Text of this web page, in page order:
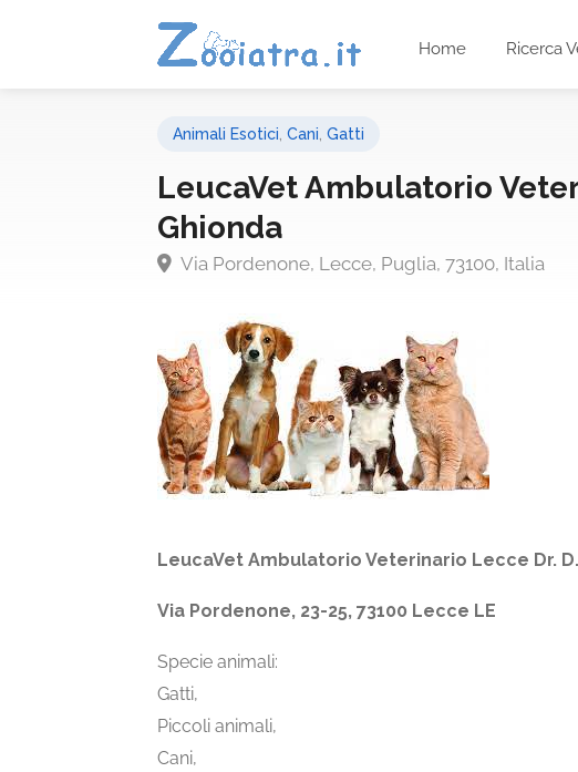
Home Ricerca
Animali Esotici Cani Gatti
LeucaVet Ambulatorio
Ghionda
Via Pordenone, Lecce, Puglia, 73100, Italia
LeucaVet Ambulatorio Veterinario Lecce Dr.
Via Pordenone, 23-25, 73100 Lecce LE
Specie animali:
Gatti,
Piccoli animali,
Cani,